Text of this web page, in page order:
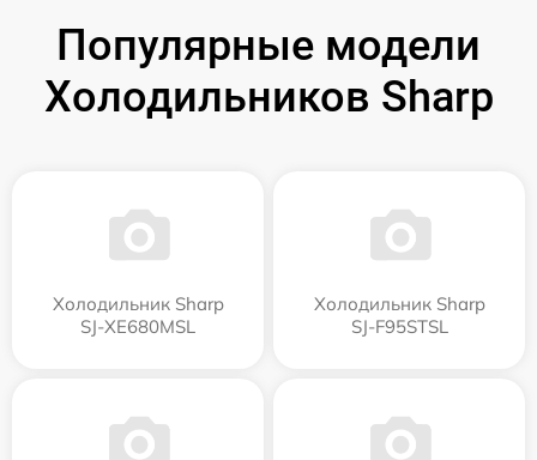
Популярные модели
Холодильников Sharp
Холодильник Sharp
SJ-XE680MSL
Холодильник Sharp
SJ-F95STSL